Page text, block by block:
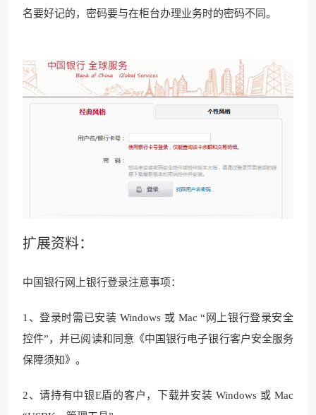
名要好记的，密码要与在柜台办理业务时的密码不同。
扩展资料：
中国银行网上银行登录注意事项：
1、登录时需已安装 Windows 或 Mac “网上银行登录安全
控件”，并已阅读和同意《中国银行电子银行客户安全服务
保障须知》。
2、请持有中银E盾的客户，下载并安装 Windows 或 Mac